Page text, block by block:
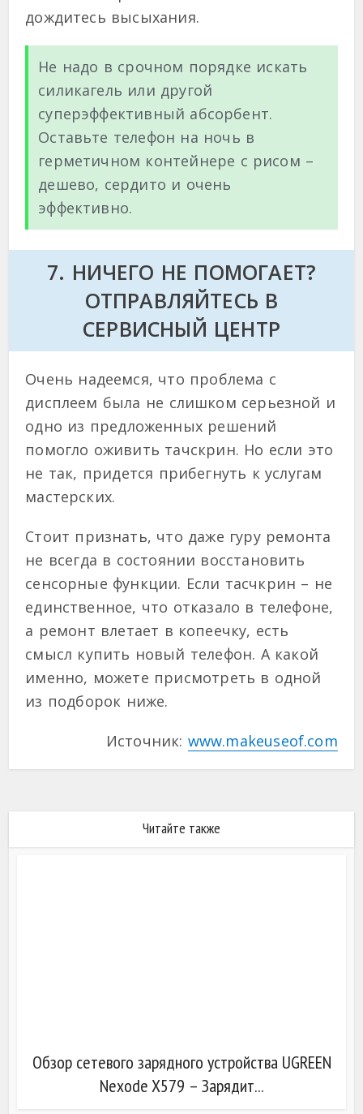
дождитесь высыхания.
Не надо в срочном порядке искать
силикагель или другой
суперэффективный абсорбент.
Оставьте телефон на ночь в
герметичном контейнере с рисом –
дешево, сердито и очень
эффективно.
7. НИЧЕГО НЕ ПОМОГАЕТ?
ОТПРАВЛЯЙТЕСЬ В
СЕРВИСНЫЙ ЦЕНТР
Очень надеемся, что проблема с
дисплеем была не слишком серьезной и
одно из предложенных решений
помогло оживить тачскрин. Но если это
не так, придется прибегнуть к услугам
мастерских.
Стоит признать, что даже гуру ремонта
не всегда в состоянии восстановить
сенсорные функции. Если тасчкрин – не
единственное, что отказало в телефоне,
а ремонт влетает в копеечку, есть
смысл купить новый телефон. А какой
именно, можете присмотреть в одной
из подборок ниже.
Источник: www.makeuseof.com
Читайте также
Обзор сетевого зарядного устройства UGREEN
Nexode X579 – Зарядит...